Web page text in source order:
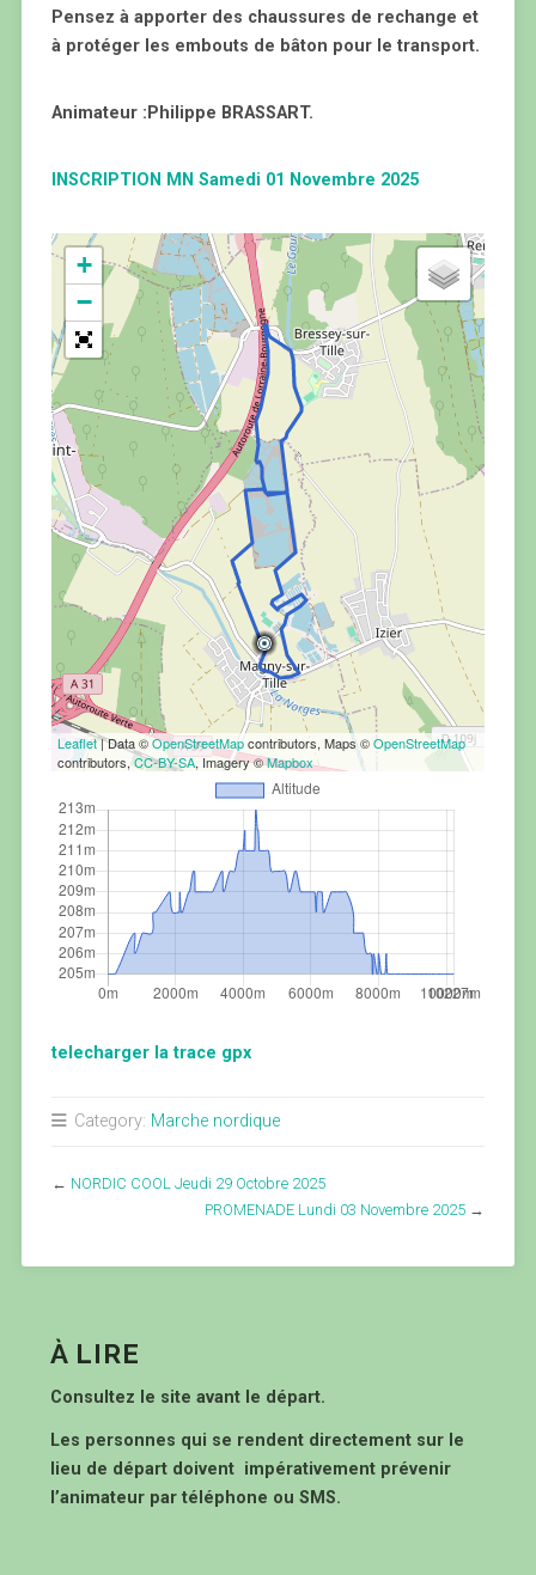
Pensez à apporter des chaussures de rechange et
à protéger les embouts de bâton pour le transport.
Animateur :Philippe BRASSART.
INSCRIPTION MN Samedi 01 Novembre 2025
+
−
Leaflet| Data ©OpenStreetMapcontributors, Maps ©OpenStreetMap
contributors, CC-BY-SA, Imagery ©Mapbox
telecharger la trace gpx
Category: Marche nordique
← NORDIC COOL Jeudi 29 Octobre 2025
PROMENADE Lundi 03 Novembre 2025 →
À LIRE
Consultez le site avant le départ.
Les personnes qui se rendent directement sur le
lieu de départ doivent impérativement prévenir
l’animateur par téléphone ou SMS.